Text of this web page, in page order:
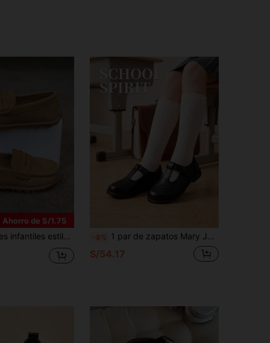
Ahorro de S/1.75
de etiqueta para actuación, zapatos de traje para niño florero de fiesta festiva, zapatos blancos de actuación para niños -8% 1 par de zapatos Mary Jane tipo brogue tallados con correa en T para niñas en color negro, elegantes zapatos de vestir planos con puntera redonda y cierre de gancho y bucle, zapatos escolares para estudiantes
S/54.17